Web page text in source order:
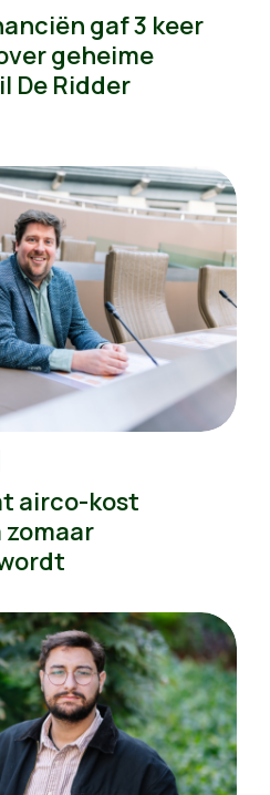
gaf 3 keer
geheime
De Ridder
airco-kost